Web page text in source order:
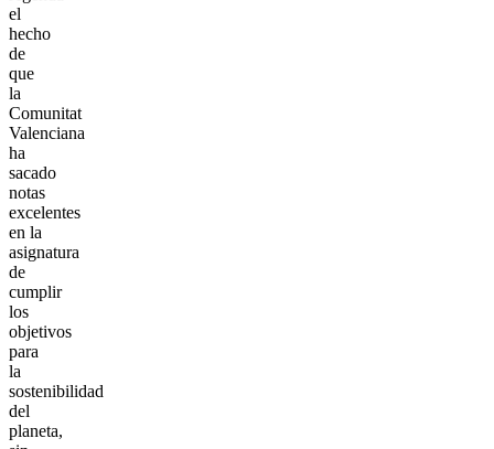
el
hecho
de
que
la
Comunitat
Valenciana
ha
sacado
notas
excelentes
en la
asignatura
de
cumplir
los
objetivos
para
la
sostenibilidad
del
planeta,